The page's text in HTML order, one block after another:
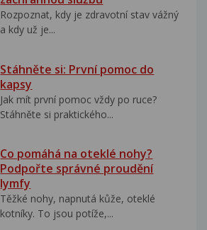
Rozpoznat, kdy je zdravotní stav vážný
a kdy už je...
Stáhněte si: První pomoc do
kapsy
Jak mít první pomoc vždy po ruce?
Stáhněte si praktického...
Co pomáhá na oteklé nohy?
Podpořte správné proudění
lymfy
Těžké nohy, napnutá kůže, oteklé
kotníky. To jsou potíže,...